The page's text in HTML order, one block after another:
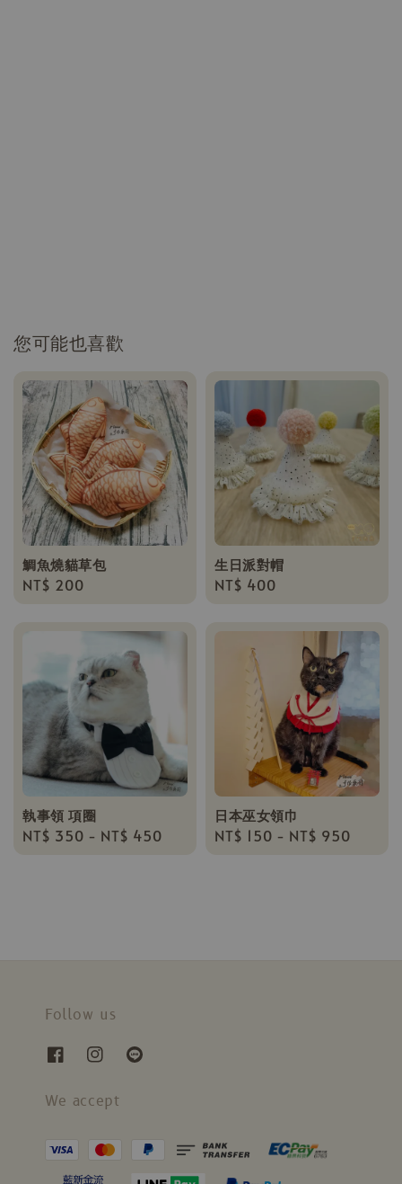
您可能也喜歡
鯛魚燒貓草包
Regular
NT$ 200
生日派對帽
Regular
NT$ 400
執事領 項圈
Regular
NT$ 350 - NT$ 450
日本巫女領巾
Regular
NT$ 150 - NT$ 950
Follow us
We accept